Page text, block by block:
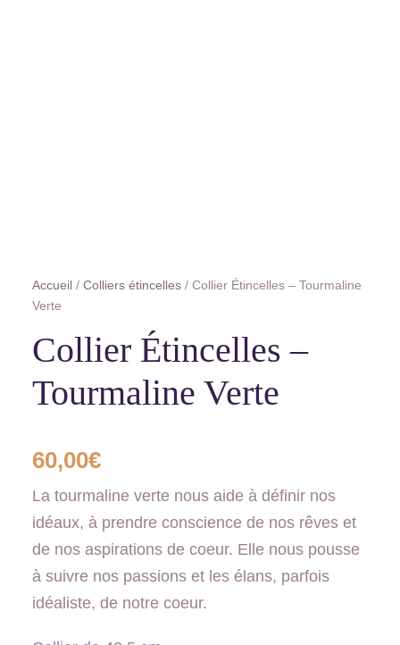
Accueil / Colliers étincelles / Collier Étincelles – Tourmaline
Verte
Collier Étincelles –
Tourmaline Verte
60,00€
La tourmaline verte nous aide à définir nos
idéaux, à prendre conscience de nos rêves et
de nos aspirations de coeur. Elle nous pousse
à suivre nos passions et les élans, parfois
idéaliste, de notre coeur.